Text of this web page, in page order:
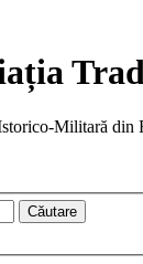
Istorico-Militară